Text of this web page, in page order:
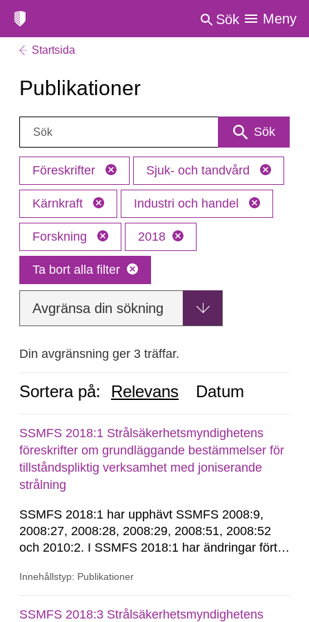
Sök Meny
Startsida
Publikationer
Sök: Sök
Föreskrifter Sjuk- och tandvård
Kärnkraft Industri och handel
Forskning 2018
Ta bort alla filter
Avgränsa din sökning
Din avgränsning ger 3 träffar.
Sortera på: Relevans Datum
SSMFS 2018:1 Strålsäkerhetsmyndighetens
föreskrifter om grundläggande bestämmelser för
tillståndspliktig verksamhet med joniserande
strålning
SSMFS 2018:1 har upphävt SSMFS 2008:9,
2008:27, 2008:28, 2008:29, 2008:51, 2008:52
och 2010:2. I SSMFS 2018:1 har ändringar förts
SSMFS 2022:14, SSMFS 2024:2 och SSMFS
Innehållstyp: Publikationer
SSMFS 2018:3 Strålsäkerhetsmyndighetens